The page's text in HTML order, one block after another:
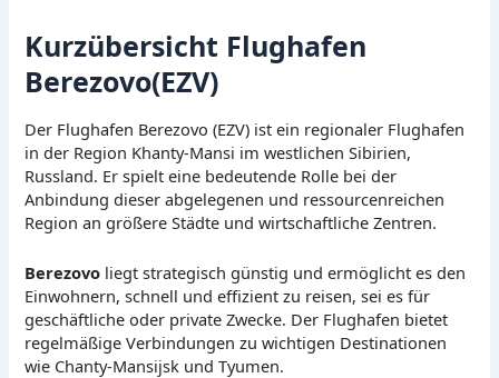
Kurzübersicht Flughafen
Berezovo(EZV)
Der Flughafen Berezovo (EZV) ist ein regionaler Flughafen
in der Region Khanty-Mansi im westlichen Sibirien,
Russland. Er spielt eine bedeutende Rolle bei der
Anbindung dieser abgelegenen und ressourcenreichen
Region an größere Städte und wirtschaftliche Zentren.
Berezovo liegt strategisch günstig und ermöglicht es den
Einwohnern, schnell und effizient zu reisen, sei es für
geschäftliche oder private Zwecke. Der Flughafen bietet
regelmäßige Verbindungen zu wichtigen Destinationen
wie Chanty-Mansijsk und Tyumen.